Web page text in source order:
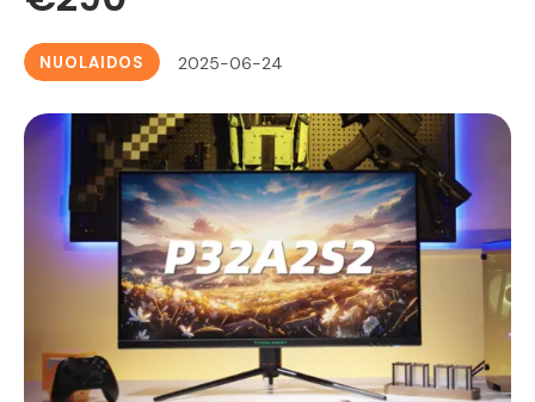
NUOLAIDOS 2025-06-24